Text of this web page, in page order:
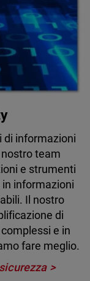
di informazioni
team
e strumenti
informazioni
Il nostro
di
e in
fare meglio.